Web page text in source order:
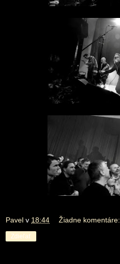
Pavel v 18:44 Žiadne komentáre:
Zdieľať